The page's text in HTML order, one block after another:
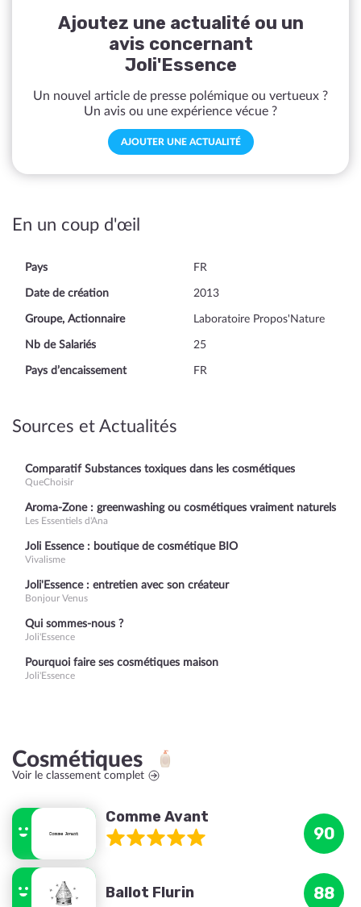
Ajoutez une actualité ou un
avis concernant
Joli'Essence
Un nouvel article de presse polémique ou vertueux ?
Un avis ou une expérience vécue ?
AJOUTER UNE ACTUALITÉ
En un coup d'œil
Pays FR
Date de création 2013
Groupe, Actionnaire Laboratoire Propos'Nature
Nb de Salariés 25
Pays d’encaissement FR
Sources et Actualités
Comparatif Substances toxiques dans les cosmétiques
QueChoisir
Aroma-Zone : greenwashing ou cosmétiques vraiment naturels
Les Essentiels d'Ana
Joli Essence : boutique de cosmétique BIO
Vivalisme
Joli'Essence : entretien avec son créateur
Bonjour Venus
Qui sommes-nous ?
Joli'Essence
Pourquoi faire ses cosmétiques maison
Joli'Essence
Cosmétiques
Voir le classement complet
Comme Avant
90
Ballot Flurin 88